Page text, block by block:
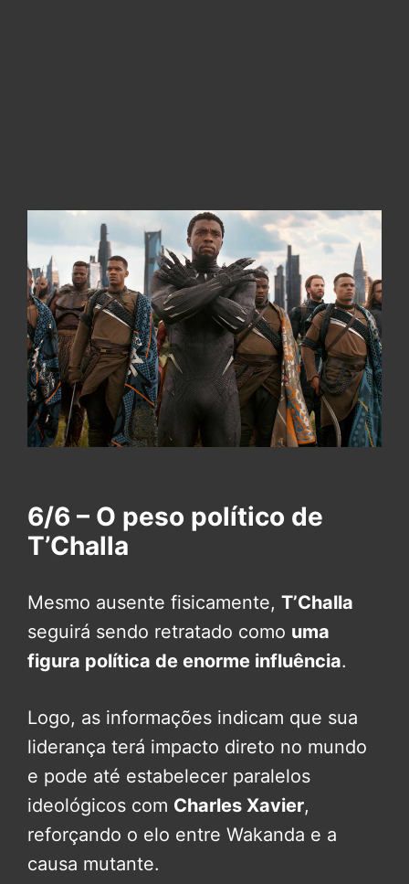
6/6 – O peso político de
T’Challa
Mesmo ausente fisicamente, T’Challa
seguirá sendo retratado como uma
figura política de enorme influência.
Logo, as informações indicam que sua
liderança terá impacto direto no mundo
e pode até estabelecer paralelos
ideológicos com Charles Xavier,
reforçando o elo entre Wakanda e a
causa mutante.